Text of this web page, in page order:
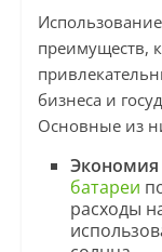
преимуществ,
бизнеса и
Основные из
Экономия
батареи
расходы